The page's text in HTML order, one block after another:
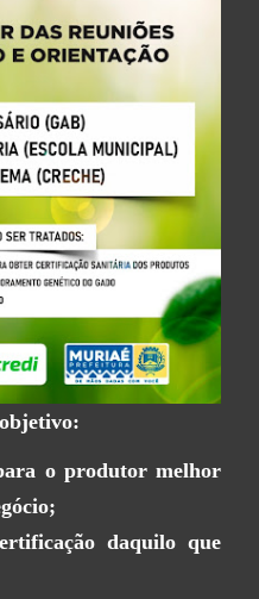
o produtor melhor
daquilo que